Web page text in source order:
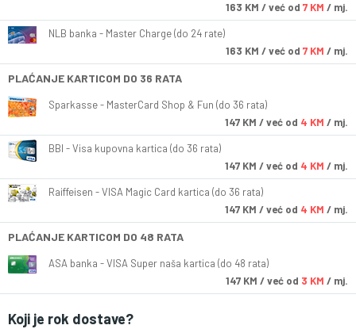
163 KM / već od 7 KM / mj.
NLB banka - Master Charge (do 24 rate)
163 KM / već od 7 KM / mj.
PLAĆANJE KARTICOM DO 36 RATA
Sparkasse - MasterCard Shop & Fun (do 36 rata)
147 KM / već od 4 KM / mj.
BBI - Visa kupovna kartica (do 36 rata)
147 KM / već od 4 KM / mj.
Raiffeisen - VISA Magic Card kartica (do 36 rata)
147 KM / već od 4 KM / mj.
PLAĆANJE KARTICOM DO 48 RATA
ASA banka - VISA Super naša kartica (do 48 rata)
147 KM / već od 3 KM / mj.
Koji je rok dostave?